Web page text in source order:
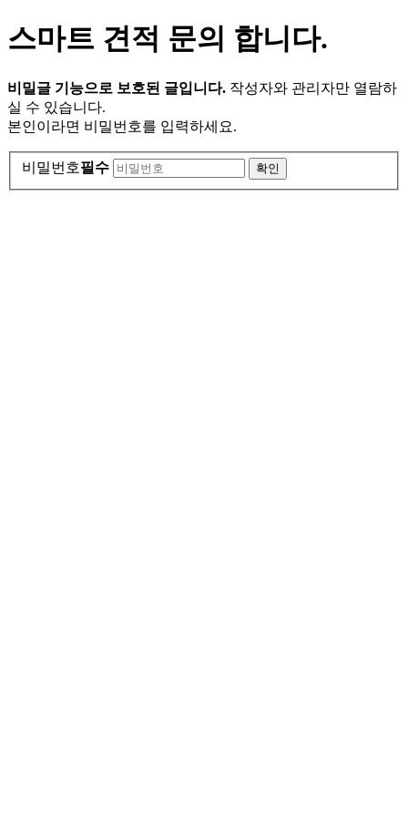
스마트 견적 문의 합니다.
비밀글 기능으로 보호된 글입니다. 작성자와 관리자만 열람하
실 수 있습니다.
본인이라면 비밀번호를 입력하세요.
비밀번호필수